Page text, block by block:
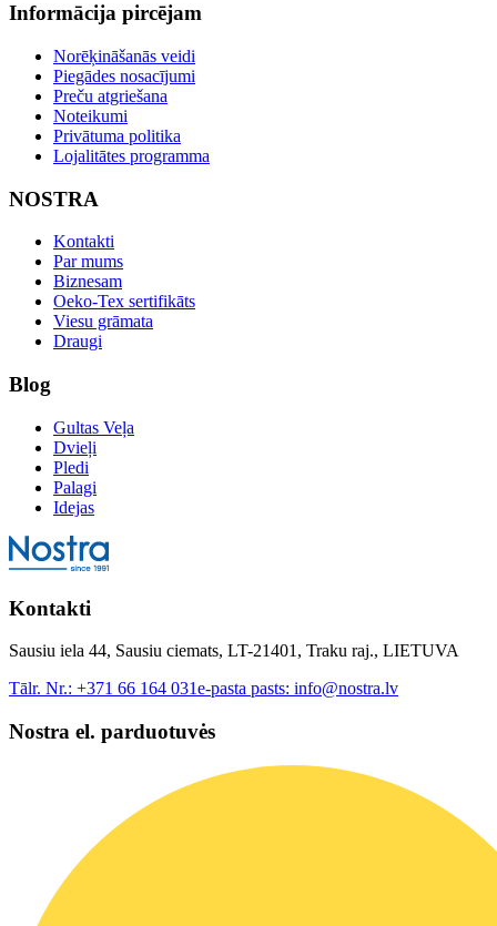
Informācija pircējam
Norēķināšanās veidi
Piegādes nosacījumi
Preču atgriešana
Noteikumi
Privātuma politika
Lojalitātes programma
NOSTRA
Kontakti
Par mums
Biznesam
Oeko-Tex sertifikāts
Viesu grāmata
Draugi
Blog
Gultas Veļa
Dvieļi
Pledi
Palagi
Idejas
Kontakti
Sausiu iela 44, Sausiu ciemats, LT-21401, Traku raj., LIETUVA
Tālr. Nr.: +371 66 164 031e-pasta pasts: info@nostra.lv
Nostra el. parduotuvės